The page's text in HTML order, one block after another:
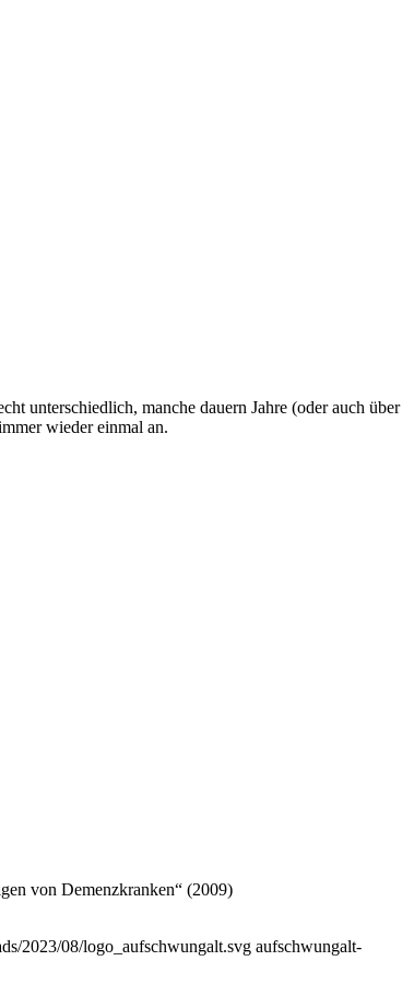
unterschiedlich, manche dauern Jahre (oder auch über
wieder einmal an.
von Demenzkranken“ (2009)
2023/08/logo_aufschwungalt.svg aufschwungalt-